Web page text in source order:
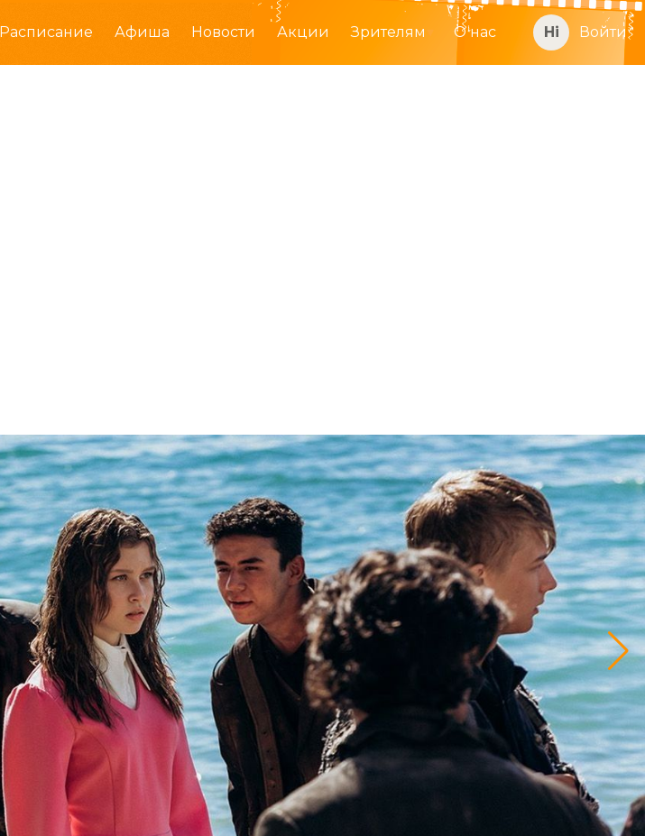
Расписание Афиша Новости Акции Зрителям О нас Войти